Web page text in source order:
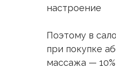
настроение
Поэтому в
при покупке
массажа —